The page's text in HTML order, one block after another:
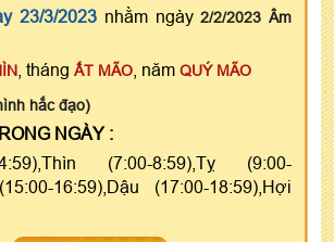
23/3/2023 nhằm ngày2/2/2023 Âm
, tháng ẤT MÃO , năm QUÝ MÃO
hắc đạo)
NGÀY :
(7:00-8:59),Tỵ (9:00-
16:59),Dậu (17:00-18:59),Hợi